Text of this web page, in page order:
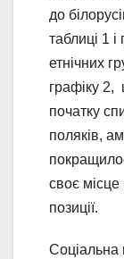
до
таблиці 1
етнічних
графіку 2,
початку
поляків,
своє місце
позиції.
Соціальна